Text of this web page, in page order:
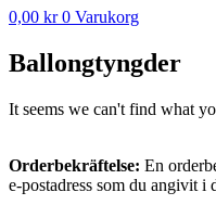
0,00 kr 0 Varukorg
Ballongtyngder
It seems we can't find what
Orderbekräftelse: En
e-postadress som du angivit i